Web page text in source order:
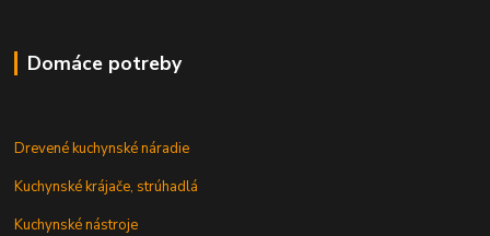
Domáce potreby
Drevené kuchynské náradie
Kuchynské krájače, strúhadlá
Kuchynské nástroje